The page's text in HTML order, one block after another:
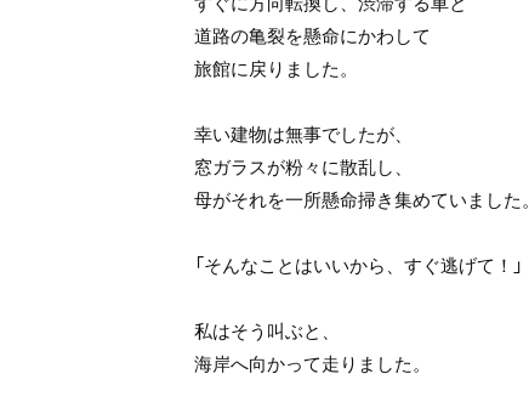
道路の亀裂を懸命にかわして
旅館に戻りました。
幸い建物は無事でしたが、
窓ガラスが粉々に散乱し、
母がそれを一所懸命掃き集めていました。
「そんなことはいいから、すぐ逃げて！」
私はそう叫ぶと、
海岸へ向かって走りました。